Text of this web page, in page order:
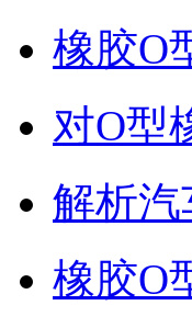
橡胶O
对O型
解析汽
橡胶O